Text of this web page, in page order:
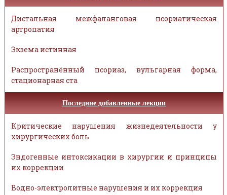
Дистальная межфаланговая псориатическая
артропатия
Экзема истинная
Распространённый псориаз, вульгарная форма,
стационарная ста
Последние добавленные лекции
Критические нарушения жизнедеятельности у
хирургических боль
Эндогенные интоксикации в хирургии и принципы
их коррекции
Водно-электролитные нарушения и их коррекция